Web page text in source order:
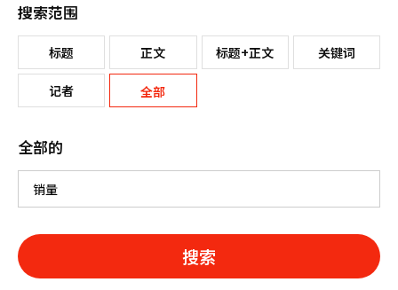
搜索范围
标题 正文 标题+正文 关键词
记者 全部
全部的
搜索